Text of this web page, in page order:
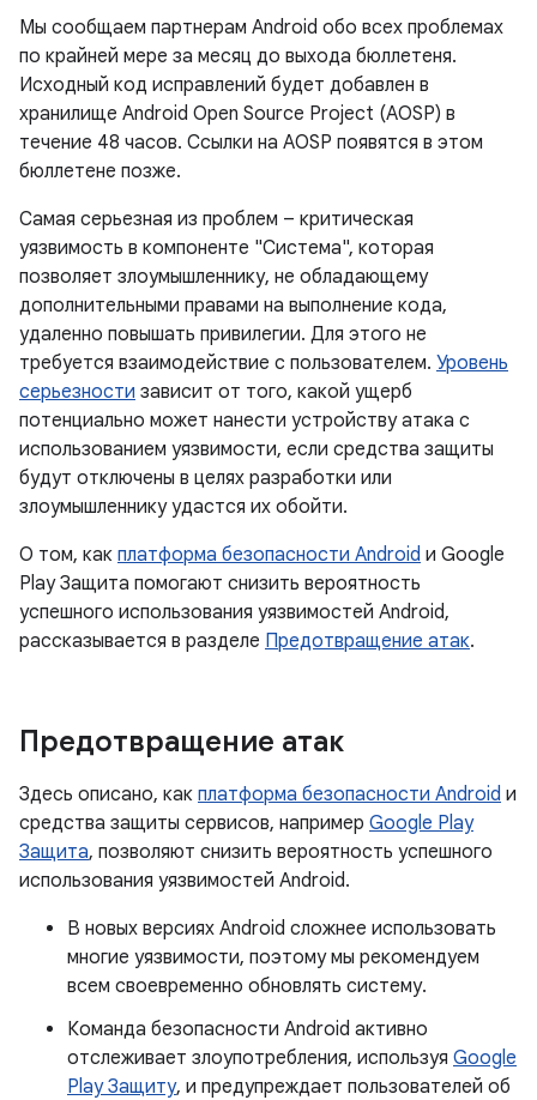
Мы сообщаем партнерам Android обо всех проблемах
по крайней мере за месяц до выхода бюллетеня.
Исходный код исправлений будет добавлен в
хранилище Android Open Source Project (AOSP) в
течение 48 часов. Ссылки на AOSP появятся в этом
бюллетене позже.
Самая серьезная из проблем – критическая
уязвимость в компоненте "Система", которая
позволяет злоумышленнику, не обладающему
дополнительными правами на выполнение кода,
удаленно повышать привилегии. Для этого не
требуется взаимодействие с пользователем. Уровень
серьезности зависит от того, какой ущерб
потенциально может нанести устройству атака с
использованием уязвимости, если средства защиты
будут отключены в целях разработки или
злоумышленнику удастся их обойти.
О том, как платформа безопасности Android и Google
Play Защита помогают снизить вероятность
успешного использования уязвимостей Android,
рассказывается в разделе Предотвращение атак.
Предотвращение атак
Здесь описано, как платформа безопасности Android и
средства защиты сервисов, например Google Play
Защита, позволяют снизить вероятность успешного
использования уязвимостей Android.
В новых версиях Android сложнее использовать
многие уязвимости, поэтому мы рекомендуем
всем своевременно обновлять систему.
Команда безопасности Android активно
отслеживает злоупотребления, используя Google
Play Защиту, и предупреждает пользователей об